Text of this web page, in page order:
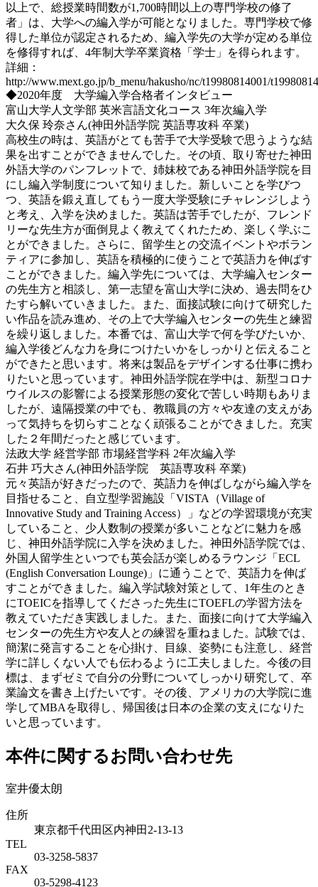
以上で、総授業時間数が1,700時間以上の専門学校の修了
者」は、大学への編入学が可能となりました。専門学校で修
得した単位が認定されるため、編入学先の大学が定める単位
を修得すれば、4年制大学卒業資格「学士」を得られます。
詳細：
http://www.mext.go.jp/b_menu/hakusho/nc/t19980814001/
◆2020年度 大学編入学合格者インタビュー
富山大学人文学部 英米言語文化コース 3年次編入学
大久保 玲奈さん(神田外語学院 英語専攻科 卒業)
高校生の時は、英語がとても苦手で大学受験で思うような結
果を出すことができませんでした。その頃、取り寄せた神田
外語大学のパンフレットで、姉妹校である神田外語学院を目
にし編入学制度について知りました。新しいことを学びつ
つ、英語を鍛え直してもう一度大学受験にチャレンジしよう
と考え、入学を決めました。英語は苦手でしたが、フレンド
リーな先生方が面倒見よく教えてくれたため、楽しく学ぶこ
とができました。さらに、留学生との交流イベントやボラン
ティアに参加し、英語を積極的に使うことで英語力を伸ばす
ことができました。編入学先については、大学編入センター
の先生方と相談し、第一志望を富山大学に決め、過去問をひ
たすら解いていきました。また、面接試験に向けて研究した
い作品を読み進め、その上で大学編入センターの先生と練習
を繰り返しました。本番では、富山大学で何を学びたいか、
編入学後どんな力を身につけたいかをしっかりと伝えること
ができたと思います。将来は製品をデザインする仕事に携わ
りたいと思っています。神田外語学院在学中は、新型コロナ
ウイルスの影響による授業形態の変化で苦しい時期もありま
したが、遠隔授業の中でも、教職員の方々や友達の支えがあ
って気持ちを切らすことなく頑張ることができました。充実
した２年間だったと感じています。
法政大学 経営学部 市場経営学科 2年次編入学
石井 巧大さん(神田外語学院 英語専攻科 卒業)
元々英語が好きだったので、英語力を伸ばしながら編入学を
目指せること、自立型学習施設「VISTA（Village of
Innovative Study and Training Access）」などの学習環境が充実
していること、少人数制の授業が多いことなどに魅力を感
じ、神田外語学院に入学を決めました。神田外語学院では、
外国人留学生といつでも英会話が楽しめるラウンジ「ECL
(English Conversation Lounge)」に通うことで、英語力を伸ば
すことができました。編入学試験対策として、1年生のとき
にTOEICを指導してくださった先生にTOEFLの学習方法を
教えていただき実践しました。また、面接に向けて大学編入
センターの先生方や友人との練習を重ねました。試験では、
簡潔に発言することを心掛け、目線、姿勢にも注意し、経営
学に詳しくない人でも伝わるように工夫しました。今後の目
標は、まずゼミで自分の分野についてしっかり研究して、卒
業論文を書き上げたいです。その後、アメリカの大学院に進
学してMBAを取得し、帰国後は日本の企業の支えになりた
いと思っています。
本件に関するお問い合わせ先
室井優太朗
住所
東京都千代田区内神田2-13-13
TEL
03-3258-5837
FAX
03-5298-4123